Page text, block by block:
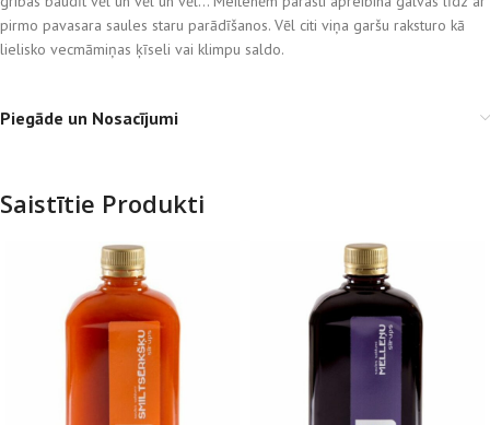
pirmo pavasara saules staru parādīšanos. Vēl citi viņa garšu raksturo kā
lielisko vecmāmiņas ķīseli vai klimpu saldo.
Piegāde un Nosacījumi
Saistītie Produkti